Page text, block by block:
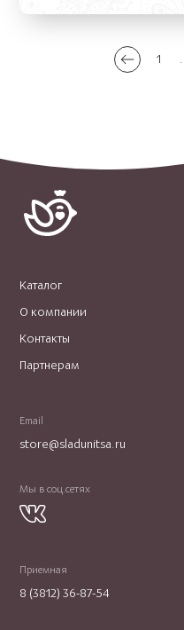
1
Каталог
О компании
Контакты
Партнерам
Email
store@sladunitsa.ru
Мы в соц.сетях
Приемная
8 (3812) 36-87-54